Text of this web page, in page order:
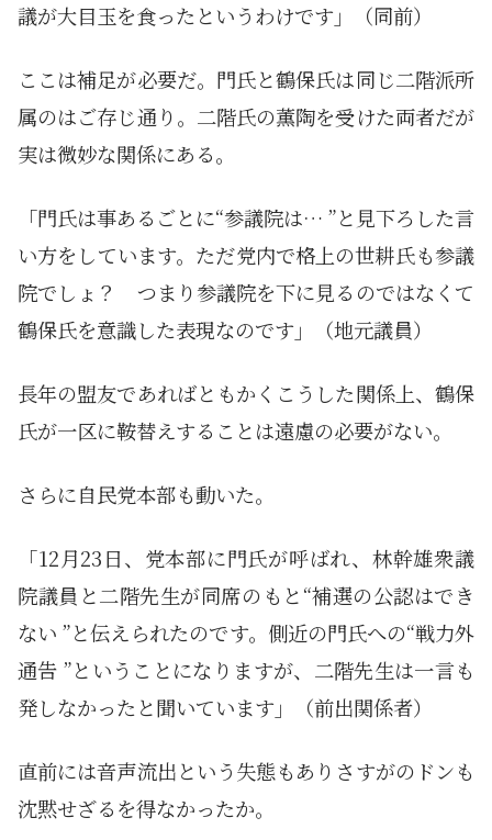
議が大目玉を食ったというわけです」（同前）
ここは補足が必要だ。門氏と鶴保氏は同じ二階派所
属のはご存じ通り。二階氏の薫陶を受けた両者だが
実は微妙な関係にある。
「門氏は事あるごとに“参議院は… ”と見下ろした言
い方をしています。ただ党内で格上の世耕氏も参議
院でしょ？ つまり参議院を下に見るのではなくて
鶴保氏を意識した表現なのです」（地元議員）
長年の盟友であればともかくこうした関係上、鶴保
氏が一区に鞍替えすることは遠慮の必要がない。
さらに自民党本部も動いた。
「12月23日、党本部に門氏が呼ばれ、林幹雄衆議
院議員と二階先生が同席のもと“補選の公認はでき
ない ”と伝えられたのです。側近の門氏への“戦力外
通告 ”ということになりますが、二階先生は一言も
発しなかったと聞いています」（前出関係者）
直前には音声流出という失態もありさすがのドンも
沈黙せざるを得なかったか。